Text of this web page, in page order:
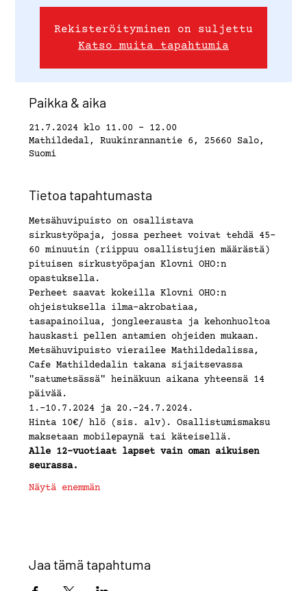
Rekisteröityminen on suljettu
Katso muita tapahtumia
Paikka & aika
21.7.2024 klo 11.00 – 12.00
Mathildedal, Ruukinrannantie 6, 25660 Salo,
Suomi
Tietoa tapahtumasta
Metsähuvipuisto on osallistava
sirkustyöpaja, jossa perheet voivat tehdä 45-
60 minuutin (riippuu osallistujien määrästä)
pituisen sirkustyöpajan Klovni OHO:n
opastuksella.
Perheet saavat kokeilla Klovni OHO:n
ohjeistuksella ilma-akrobatiaa,
tasapainoilua, jongleerausta ja kehonhuoltoa
hauskasti pellen antamien ohjeiden mukaan.
Metsähuvipuisto vierailee Mathildedalissa,
Cafe Mathildedalin takana sijaitsevassa
"satumetsässä" heinäkuun aikana yhteensä 14
päivää.
1.-10.7.2024 ja 20.-24.7.2024.
Hinta 10€/ hlö (sis. alv). Osallistumismaksu
maksetaan mobilepaynä tai käteisellä.
Alle 12-vuotiaat lapset vain oman aikuisen
seurassa.
Näytä enemmän
Jaa tämä tapahtuma